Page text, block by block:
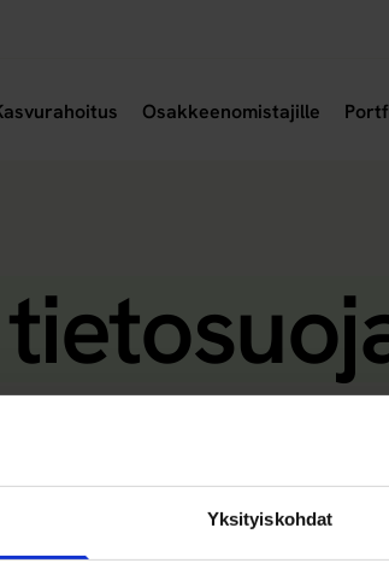
Yksityiskohdat
alavalikko OsakkeenomistajilleAvaa
tietoja